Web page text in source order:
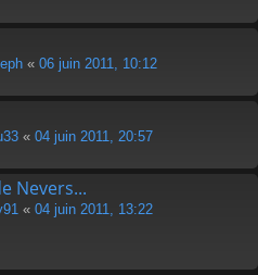
« 06 juin 2011, 10:12
« 04 juin 2011, 20:57
Nevers...
« 04 juin 2011, 13:22